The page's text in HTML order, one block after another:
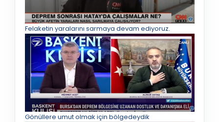
Felaketin yaralarını sarmaya devam ediyoruz.
Gönüllere umut olmak için bölgedeydik